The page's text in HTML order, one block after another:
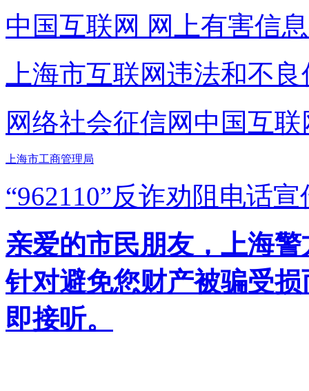
中国互联网 网上有害信
上海市互联网违法和不
网络社会征信网 中国互
上海市工商管理局
“962110”反诈劝阻电话宣
亲爱的市民朋友，上海
针对避免您财产被骗受
即接听。